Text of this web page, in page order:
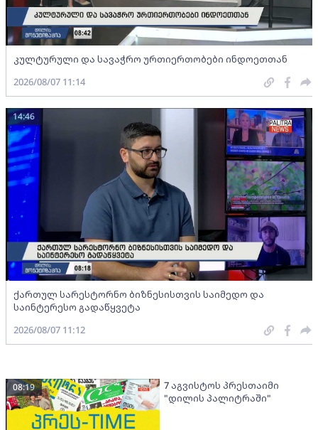
კულტურული და სავაჭრო ურთიერთობები ინდოეთთან
2026/08/07 11:14
ქართულ სარესტორნო ბიზნესისთვის საიმედო და
საინტერესო გადაწყვეტა
14:46
2026/08/07 11:12
7 აგვისტოს პრესთაიმი
"დილის პალიტრაში"
08:19